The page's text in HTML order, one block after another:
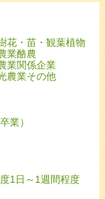
花・苗・観葉植物
業酪農
業関係企業
農業その他
業）
1日～1週間程度